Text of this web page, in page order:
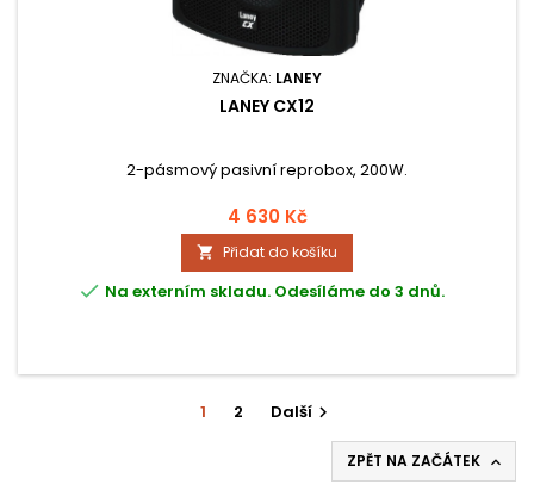
ZNAČKA: LANEY
LANEY CX12
2-pásmový pasivní reprobox, 200W.
4 630 Kč
 Přidat do košíku
 Na externím skladu. Odesíláme do 3 dnů.
1 2 Další 
ZPĚT NA ZAČÁTEK 